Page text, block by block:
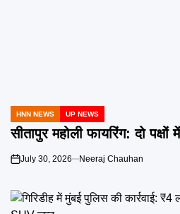
POSTED
IN
HNN NEWS UP NEWS
सीतापुर महोली फायरिंग: दो
on
July 30, 2026 Neeraj Chauhan